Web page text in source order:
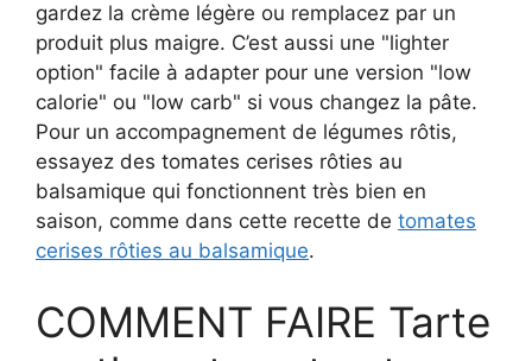
gardez la crème légère ou remplacez par un
produit plus maigre. C’est aussi une "lighter
option" facile à adapter pour une version "low
calorie" ou "low carb" si vous changez la pâte.
Pour un accompagnement de légumes rôtis,
essayez des tomates cerises rôties au
balsamique qui fonctionnent très bien en
saison, comme dans cette recette de tomates
cerises rôties au balsamique.
COMMENT FAIRE Tarte